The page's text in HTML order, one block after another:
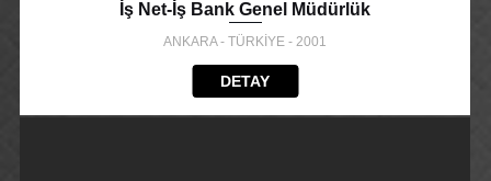
İş Net-İş Bank Genel Müdürlük
ANKARA - TÜRKİYE - 2001
DETAY